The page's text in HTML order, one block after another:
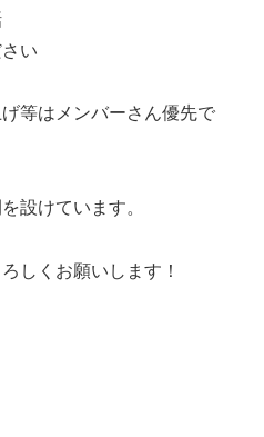
い
等はメンバーさん優先で
設けています。
しくお願いします！